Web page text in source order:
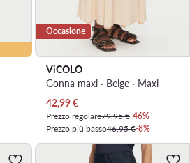
Occasione
ViCOLO
Gonna maxi · Beige · Maxi
Prezzo attuale
42,99€
Prezzo regolare79,95 €-46%
Prezzo più basso46,95 €-8%